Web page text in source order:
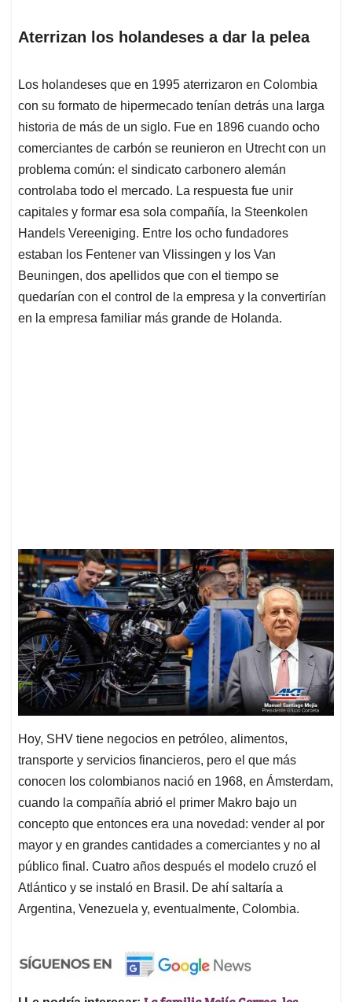
Aterrizan los holandeses a dar la pelea
Los holandeses que en 1995 aterrizaron en Colombia
con su formato de hipermecado tenían detrás una larga
historia de más de un siglo. Fue en 1896 cuando ocho
comerciantes de carbón se reunieron en Utrecht con un
problema común: el sindicato carbonero alemán
controlaba todo el mercado. La respuesta fue unir
capitales y formar esa sola compañía, la Steenkolen
Handels Vereeniging. Entre los ocho fundadores
estaban los Fentener van Vlissingen y los Van
Beuningen, dos apellidos que con el tiempo se
quedarían con el control de la empresa y la convertirían
en la empresa familiar más grande de Holanda.
Hoy, SHV tiene negocios en petróleo, alimentos,
transporte y servicios financieros, pero el que más
conocen los colombianos nació en 1968, en Ámsterdam,
cuando la compañía abrió el primer Makro bajo un
concepto que entonces era una novedad: vender al por
mayor y en grandes cantidades a comerciantes y no al
público final. Cuatro años después el modelo cruzó el
Atlántico y se instaló en Brasil. De ahí saltaría a
Argentina, Venezuela y, eventualmente, Colombia.